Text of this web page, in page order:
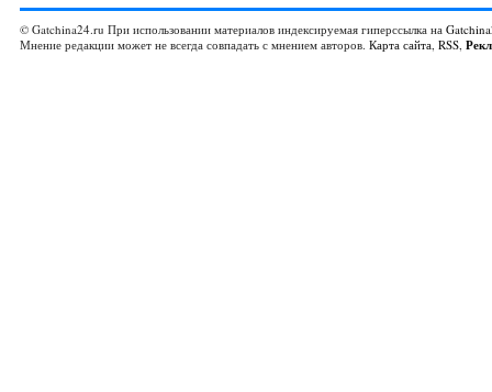
© Gatchina24.ru При использовании материалов индексируемая гиперссылка на
Мнение редакции может не всегда совпадать с мнением авторов. Карта сайта, RSS,